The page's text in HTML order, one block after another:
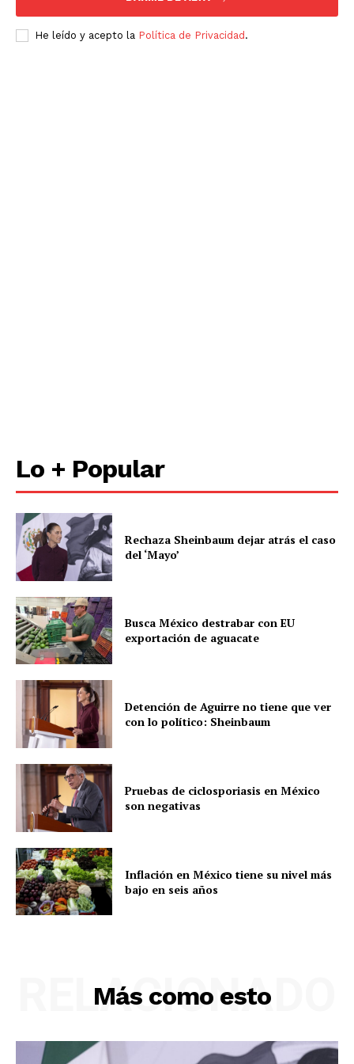
He leído y acepto la Política de Privacidad .
Lo + Popular
Rechaza Sheinbaum dejar atrás el caso
del ‘Mayo’
Busca México destrabar con EU
exportación de aguacate
Detención de Aguirre no tiene que ver
con lo político: Sheinbaum
Pruebas de ciclosporiasis en México
son negativas
Inflación en México tiene su nivel más
bajo en seis años
Más como esto
RELACIONADO